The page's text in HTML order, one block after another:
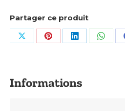
Partager ce produit
Share Share Share Share